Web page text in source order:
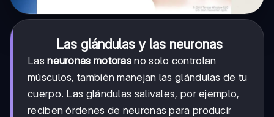
Las glándulas y las neuronas
Lasneuronas motoras no solo controlan
músculos, también manejan las glándulas de tu
cuerpo. Las glándulas salivales, por ejemplo,
reciben órdenes de neuronas para producir